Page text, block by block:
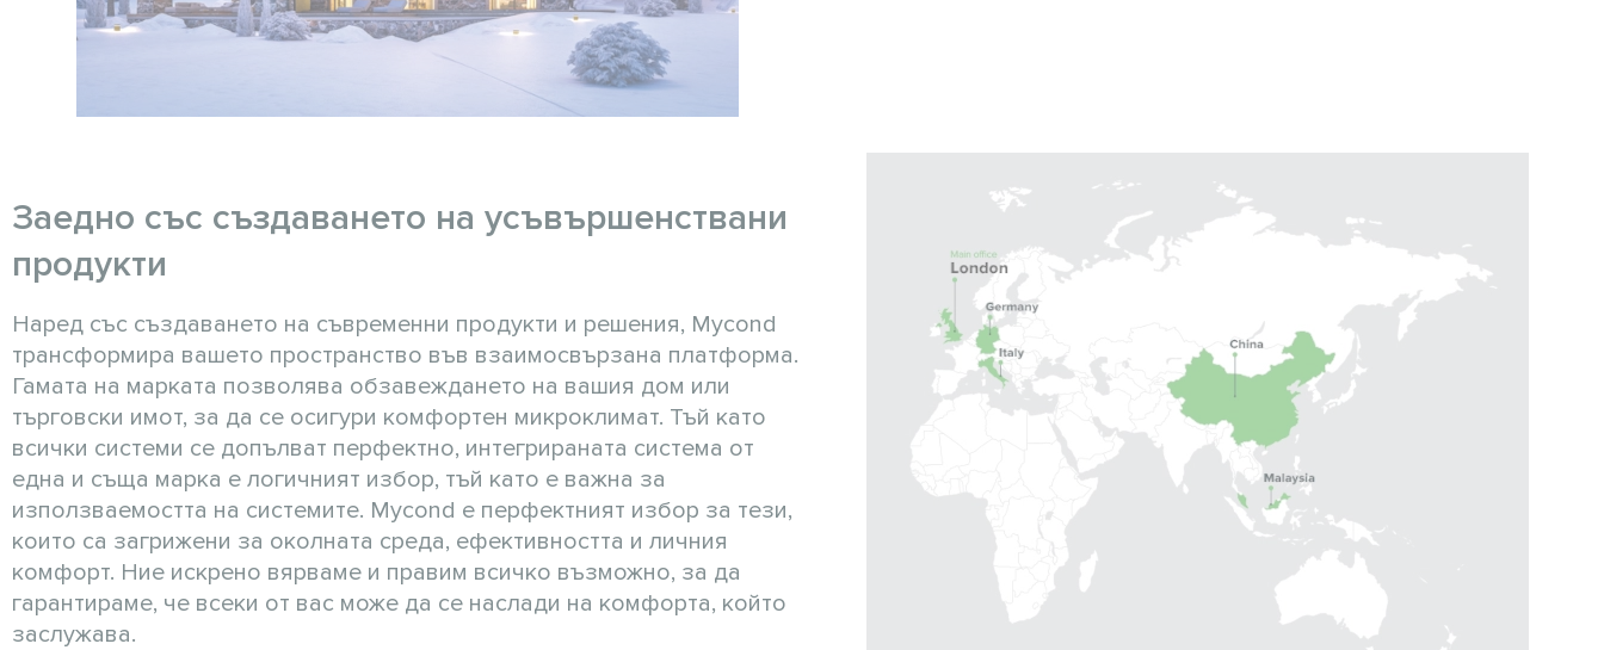
Заедно със създаването на усъвършенствани
продукти
Наред със създаването на съвременни продукти и решения, Mycond
трансформира вашето пространство във взаимосвързана платформа.
Гамата на марката позволява обзавеждането на вашия дом или
търговски имот, за да се осигури комфортен микроклимат. Тъй като
всички системи се допълват перфектно, интегрираната система от
една и съща марка е логичният избор, тъй като е важна за
използваемостта на системите. Mycond е перфектният избор за тези,
които са загрижени за околната среда, ефективността и личния
комфорт. Ние искрено вярваме и правим всичко възможно, за да
гарантираме, че всеки от вас може да се наслади на комфорта, който
заслужава.